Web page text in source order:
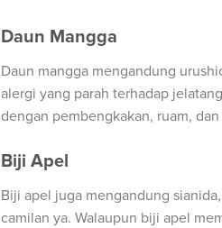
Daun Mangga
Daun mangga mengandung
alergi yang parah terhadap
dengan pembengkakan, ruam,
Biji Apel
Biji apel juga mengandung
camilan ya. Walaupun biji apel